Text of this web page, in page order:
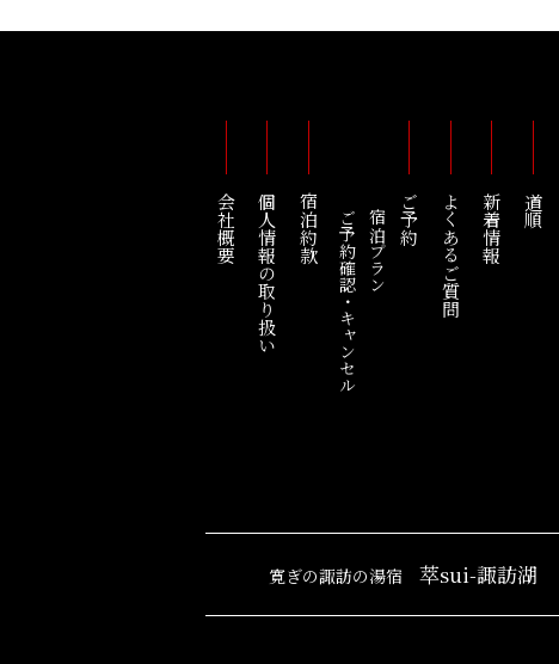
道順
新着情報
よくあるご質問
ご予約
宿泊プラン
ご予約確認・キャンセル
宿泊約款
個人情報の取り扱い
会社概要
寛ぎの諏訪の湯宿 萃sui-諏訪湖